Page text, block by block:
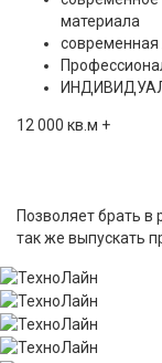
материала
12 000 кв.м +
Позволяет брать в
так же выпускать